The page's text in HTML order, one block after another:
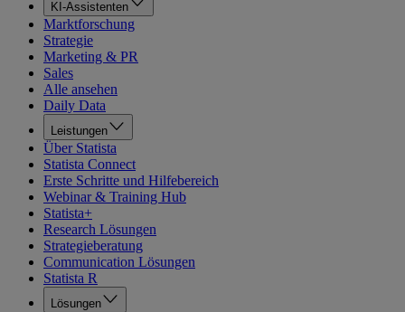
KI-Assistenten
Marktforschung
Strategie
Marketing & PR
Sales
Alle ansehen
Daily Data
Leistungen
Über Statista
Statista Connect
Erste Schritte und Hilfebereich
Webinar & Training Hub
Statista+
Research Lösungen
Strategieberatung
Communication Lösungen
Statista R
Lösungen